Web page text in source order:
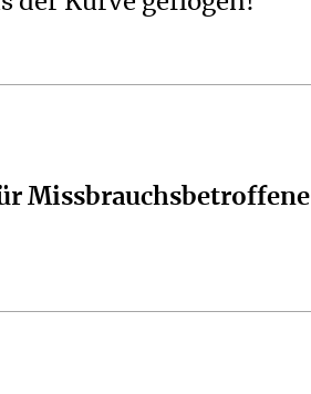
Missbrauchsbetroffene